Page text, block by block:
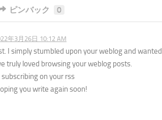
ピンバック 0
年3月26日 10:12 AM
I simply stumbled upon your weblog and wanted
truly loved browsing your weblog posts.
on your rss
you write again soon!